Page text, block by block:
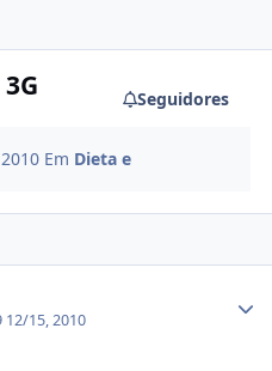
Seguidores
Em Dieta e
12/15, 2010